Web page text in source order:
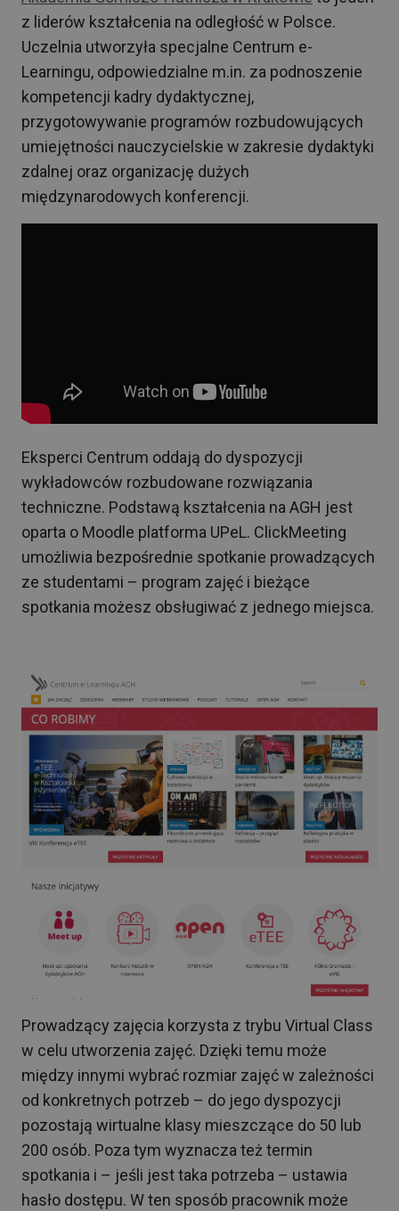
z liderów kształcenia na odległość w Polsce.
Uczelnia utworzyła specjalne Centrum e-
Learningu, odpowiedzialne m.in. za podnoszenie
kompetencji kadry dydaktycznej,
przygotowywanie programów rozbudowujących
umiejętności nauczycielskie w zakresie dydaktyki
zdalnej oraz organizację dużych
międzynarodowych konferencji.
Eksperci Centrum oddają do dyspozycji
wykładowców rozbudowane rozwiązania
techniczne. Podstawą kształcenia na AGH jest
oparta o Moodle platforma UPeL. ClickMeeting
umożliwia bezpośrednie spotkanie prowadzących
ze studentami – program zajęć i bieżące
spotkania możesz obsługiwać z jednego miejsca.
Prowadzący zajęcia korzysta z trybu Virtual Class
w celu utworzenia zajęć. Dzięki temu może
między innymi wybrać rozmiar zajęć w zależności
od konkretnych potrzeb – do jego dyspozycji
pozostają wirtualne klasy mieszczące do 50 lub
200 osób. Poza tym wyznacza też termin
spotkania i – jeśli jest taka potrzeba – ustawia
hasło dostępu. W ten sposób pracownik może